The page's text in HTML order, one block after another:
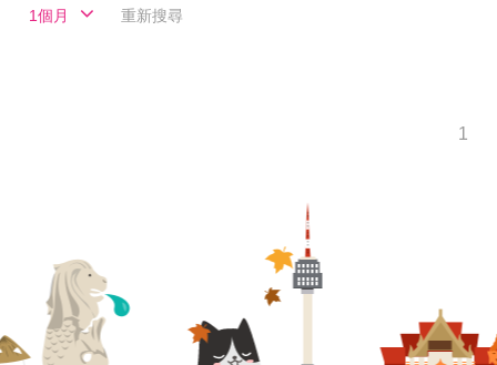
1個月 重新搜尋
1